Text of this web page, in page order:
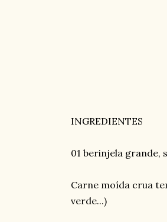
INGREDIENTES
01 berinjela grande,
Carne moída crua
verde...)